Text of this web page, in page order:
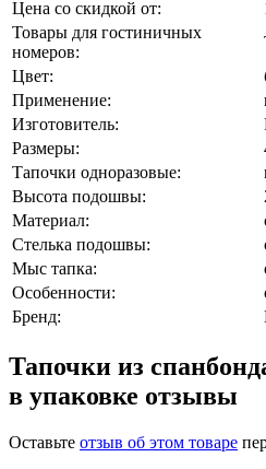
Цена со скидкой от:
Товары для гостиничных
номеров:
Цвет:
Применение:
Изготовитель:
Размеры:
Тапочки одноразовые:
Высота подошвы:
Материал:
Стелька подошвы:
Мыс тапка:
Особенности:
Бренд:
Тапочки из
в упаковке отзывы
Оставьте отзыв об этом товаре